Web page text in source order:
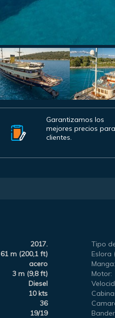
Garantizamos los
mejores precios
clientes.
2017. Tipo
61 m (200,1 ft) Eslora
acero Manga:
3 m (9,8 ft) Motor:
Diesel
10 kts
36
19/19